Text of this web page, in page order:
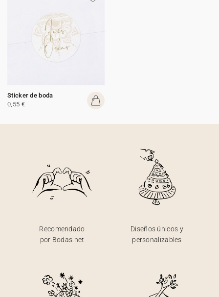
Sticker de boda
0,55 €
Recomendado
por Bodas.net
Diseños únicos y
personalizables